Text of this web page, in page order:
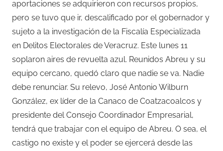
aportaciones se adquirieron con recursos propios,
pero se tuvo que ir, descalificado por el gobernador y
sujeto a la investigación de la Fiscalía Especializada
en Delitos Electorales de Veracruz. Este lunes 11
soplaron aires de revuelta azul. Reunidos Abreu y su
equipo cercano, quedó claro que nadie se va. Nadie
debe renunciar. Su relevo, José Antonio Wilburn
González, ex líder de la Canaco de Coatzacoalcos y
presidente del Consejo Coordinador Empresarial,
tendrá que trabajar con el equipo de Abreu. O sea, el
castigo no existe y el poder se ejercerá desde las